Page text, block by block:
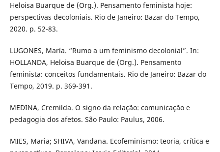
Heloisa Buarque de (Org.). Pensamento feminista hoje:
perspectivas decoloniais. Rio de Janeiro: Bazar do Tempo,
2020. p. 52-83.
LUGONES, María. “Rumo a um feminismo decolonial”. In:
HOLLANDA, Heloisa Buarque de (Org.). Pensamento
feminista: conceitos fundamentais. Rio de Janeiro: Bazar do
Tempo, 2019. p. 369-391.
MEDINA, Cremilda. O signo da relação: comunicação e
pedagogia dos afetos. São Paulo: Paulus, 2006.
MIES, Maria; SHIVA, Vandana. Ecofeminismo: teoria, crítica e